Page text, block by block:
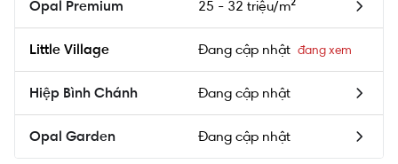
Opal Premium 25 - 32 triệu/m²
Little Village Đang cập nhật
Hiệp Bình Chánh Đang cập nhật
Opal Garden Đang cập nhật